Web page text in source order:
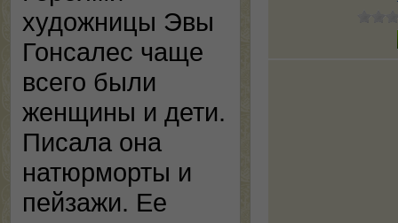
художницы Эвы
Гонсалес чаще
всего были
женщины и дети.
Писала она
натюрморты и
пейзажи. Ее